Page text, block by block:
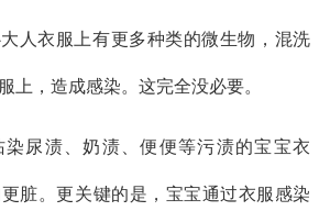
人衣服上有更多种类的微生物，混洗
上，造成感染。这完全没必要。
染尿渍、奶渍、便便等污渍的宝宝衣
脏。更关键的是，宝宝通过衣服感染